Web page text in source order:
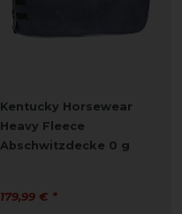
Kentucky Horsewear
Heavy Fleece
Abschwitzdecke 0 g
179,99 € *